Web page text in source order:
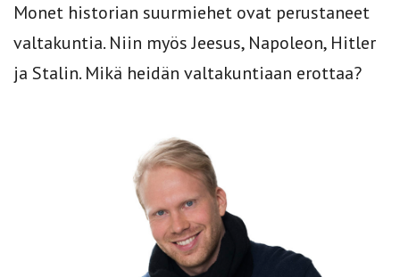
Monet historian suurmiehet ovat perustaneet
valtakuntia. Niin myös Jeesus, Napoleon, Hitler
ja Stalin. Mikä heidän valtakuntiaan erottaa?